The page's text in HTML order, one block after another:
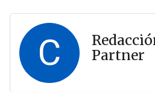
C
Partner